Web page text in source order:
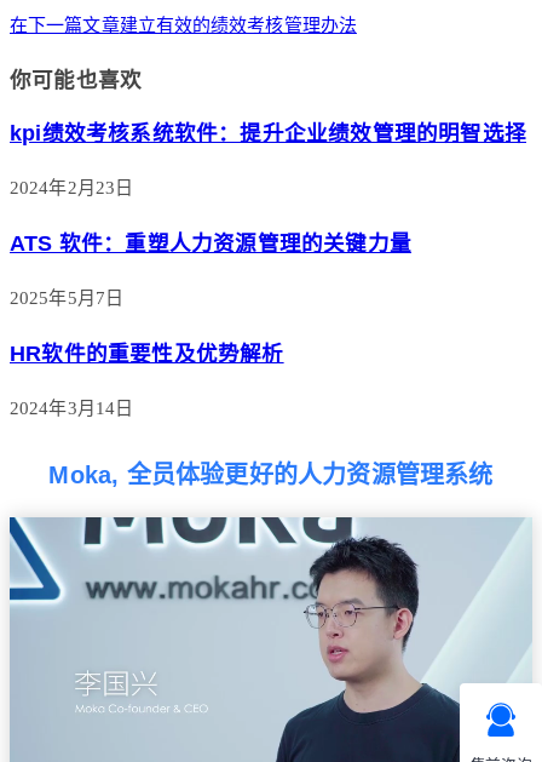
在下一篇文章建立有效的绩效考核管理办法
你可能也喜欢
kpi绩效考核系统软件：提升企业绩效管理的明智选择
2024年2月23日
ATS 软件：重塑人力资源管理的关键力量
2025年5月7日
HR软件的重要性及优势解析
2024年3月14日
Moka, 全员体验更好的人力资源管理系统